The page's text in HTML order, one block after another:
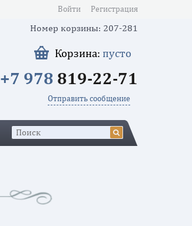
Войти Регистрация
Номер корзины: 207-281
Корзина: пусто
+7 978 819-22-71
Отправить сообщение